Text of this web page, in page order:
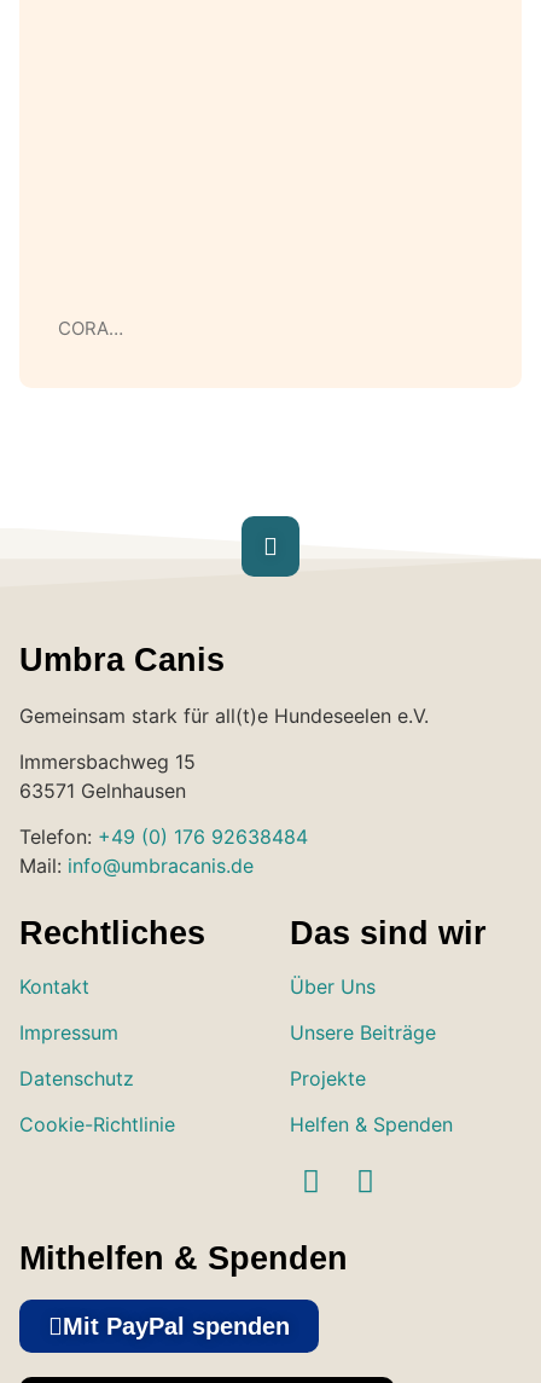
CORA…
Umbra Canis
Gemeinsam stark für all(t)e Hundeseelen e.V.
Immersbachweg 15
63571 Gelnhausen
Telefon: +49 (0) 176 92638484
Mail: info@umbracanis.de
Rechtliches
Kontakt
Impressum
Datenschutz
Cookie-Richtlinie
Das sind wir
Über Uns
Unsere Beiträge
Projekte
Helfen & Spenden
Mithelfen & Spenden
Mit PayPal spenden